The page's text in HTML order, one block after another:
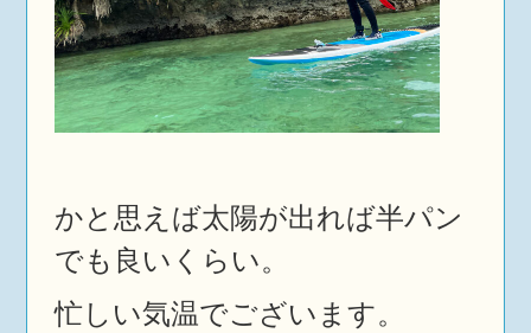
かと思えば太陽が出れば半パン
でも良いくらい。
忙しい気温でございます。